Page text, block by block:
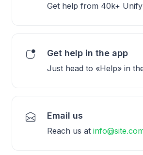
Get help from 40k+
Get help in the app
Just head to «Help» in
Email us
Reach us at